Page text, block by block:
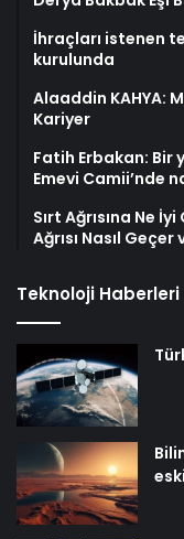
İhraçları istenen
kurulunda
Alaaddin KAHYA:
Kariyer
Fatih Erbakan: Bir
Emevi Camii’nde
Sırt Ağrısına Ne
Ağrısı Nasıl
Teknoloji Haberleri